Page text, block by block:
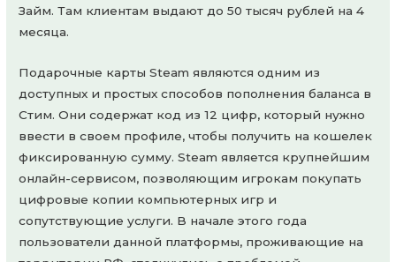
Займ. Там клиентам выдают до 50 тысяч рублей на 4
месяца.
Подарочные карты Steam являются одним из
доступных и простых способов пополнения баланса в
Стим. Они содержат код из 12 цифр, который нужно
ввести в своем профиле, чтобы получить на кошелек
фиксированную сумму. Steam является крупнейшим
онлайн-сервисом, позволяющим игрокам покупать
цифровые копии компьютерных игр и
сопутствующие услуги. В начале этого года
пользователи данной платформы, проживающие на